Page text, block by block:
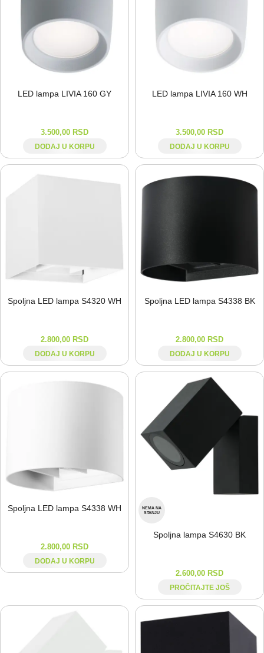
LED lampa LIVIA 160 GY
3.500,00 RSD
DODAJ U KORPU
LED lampa LIVIA 160 WH
3.500,00 RSD
DODAJ U KORPU
Spoljna LED lampa S4320 WH
2.800,00 RSD
DODAJ U KORPU
Spoljna LED lampa S4338 BK
2.800,00 RSD
DODAJ U KORPU
Spoljna LED lampa S4338 WH
2.800,00 RSD
DODAJ U KORPU
NEMA NA
STANJU
Spoljna lampa S4630 BK
2.600,00 RSD
PROČITAJTE JOŠ